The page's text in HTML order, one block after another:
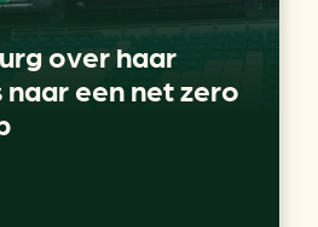
over haar
een net zero